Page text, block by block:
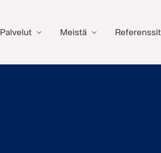
Palvelut Meistä Referenssit